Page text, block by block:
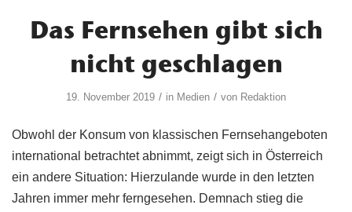
Das Fernsehen gibt sich
nicht geschlagen
19. November 2019 / in Medien / von Redaktion
Obwohl der Konsum von klassischen Fernsehangeboten
international betrachtet abnimmt, zeigt sich in Österreich
ein andere Situation: Hierzulande wurde in den letzten
Jahren immer mehr ferngesehen. Demnach stieg die